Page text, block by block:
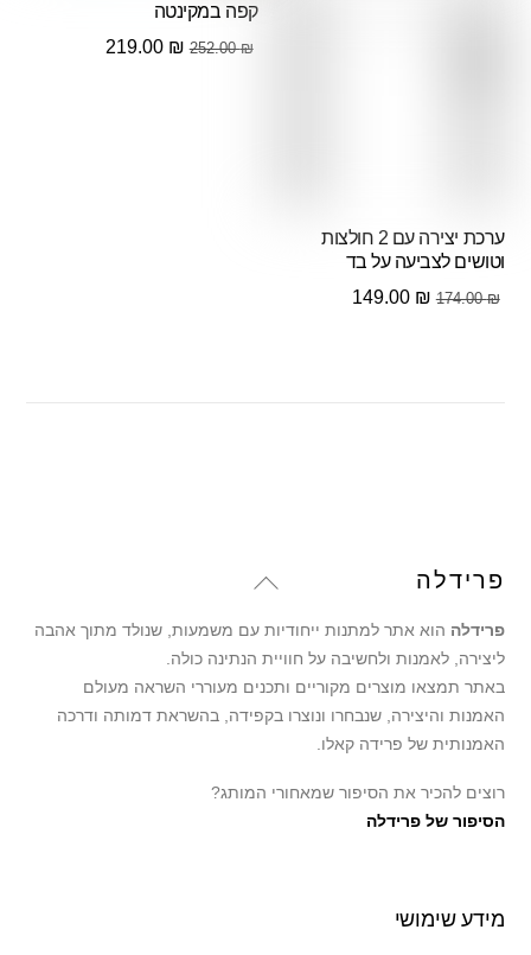
ערכת יצירה עם 2 חולצות
וטושים לצביעה על בד
174.00₪
המחיר
149.00 ₪
קפה במקינטה
252.00₪
המחיר
219.00 ₪
Back
Top
פרידלה
פרידלה הוא אתר למתנות ייחודיות עם משמעות, שנולד מתוך אהבה
ליצירה, לאמנות ולחשיבה על חוויית הנתינה כולה.
באתר תמצאו מוצרים מקוריים ותכנים מעוררי השראה מעולם
האמנות והיצירה, שנבחרו ונוצרו בקפידה, בהשראת דמותה ודרכה
האמנותית של פרידה קאלו.
רוצים להכיר את הסיפור שמאחורי המותג?
הסיפור של פרידלה
מידע שימושי